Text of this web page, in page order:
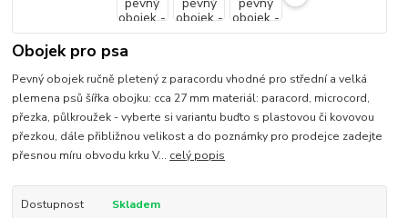
Obojek pro psa
Pevný obojek ručně pletený z paracordu vhodné pro střední a velká
plemena psů šířka obojku: cca 27 mm materiál: paracord, microcord,
přezka, půlkroužek - vyberte si variantu buďto s plastovou či kovovou
přezkou, dále přibližnou velikost a do poznámky pro prodejce zadejte
přesnou míru obvodu krku V... celý popis
Dostupnost
Skladem